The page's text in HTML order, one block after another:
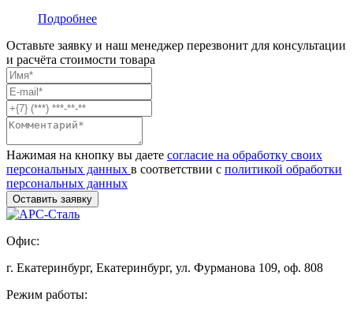
Подробнее
Оставьте заявку и наш менеджер перезвонит для консультации
и расчёта стоимости товара
Нажимая на кнопку вы даете согласие на обработку своих
персональных данных в соответствии с политикой обработки
персональных данных
Офис:
г. Екатеринбург, Екатеринбург, ул. Фурманова 109, оф. 808
Режим работы: